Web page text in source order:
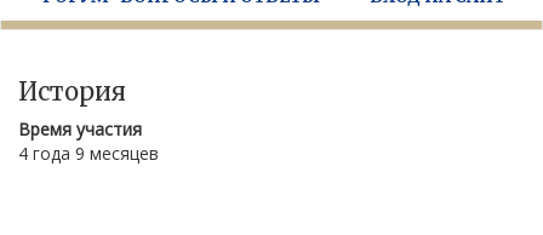
История
Время участия
4 года 9 месяцев